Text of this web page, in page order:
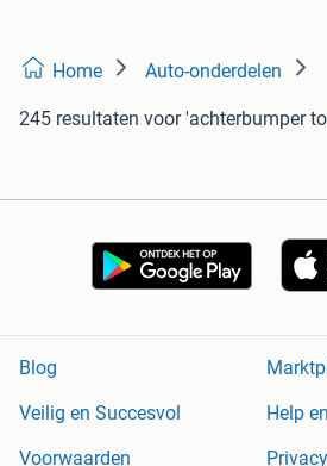
Home Auto-onderdelen
245 resultaten voor 'achterbumper
Blog
Veilig en Succesvol
Help
Voorwaarden